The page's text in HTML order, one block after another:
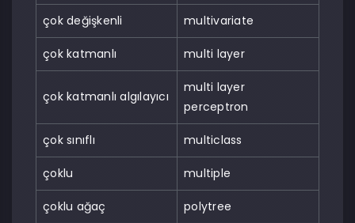
çok değişkenli multivariate
çok katmanlı multi layer
çok katmanlı algılayıcı
multi layer
perceptron
çok sınıflı multiclass
çoklu multiple
çoklu ağaç polytree